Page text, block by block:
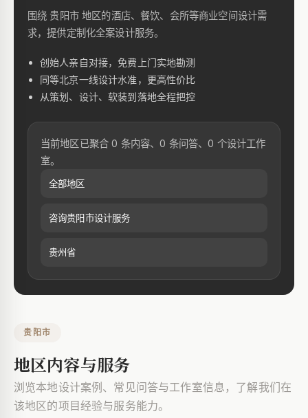
围绕 贵阳市 地区的酒店、餐饮、会所等商业空间设计需
求，提供定制化全案设计服务。
创始人亲自对接，免费上门实地勘测
同等北京一线设计水准，更高性价比
从策划、设计、软装到落地全程把控
当前地区已聚合 0 条内容、0 条问答、0 个设计工作
室。
全部地区
咨询贵阳市设计服务
贵州省
贵阳市
地区内容与服务
浏览本地设计案例、常见问答与工作室信息，了解我们在
该地区的项目经验与服务能力。